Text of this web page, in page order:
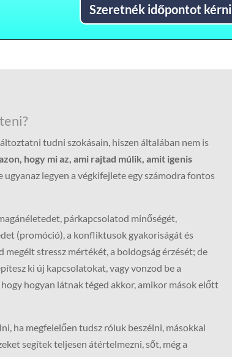
Szeretnék időpontot
tudni szokásain, hiszen általában nem is
hogy mi az, ami rajtad múlik, amit igenis
legyen a végkifejlete egy számodra fontos
párkapcsolatod minőségét,
(promóció), a konfliktusok gyakoriságát és
stressz mértékét, a boldogság érzését; de
ki új kapcsolatokat, vagy vonzod be a
hogyan látnak téged akkor, amikor mások előtt
ha megfelelően tudsz róluk beszélni, másokkal
segítek teljesen átértelmezni, sőt, még a